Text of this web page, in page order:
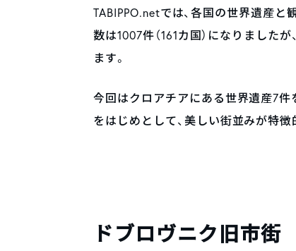
TABIPPO.netでは、各国の世界遺産
数は1007件（161カ国）になりました
ます。
今回はクロアチアにある世界遺産7件
をはじめとして、美しい街並みが特
ドブロヴニク旧市街